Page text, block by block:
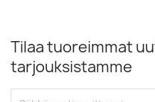
Tilaa tuoreimmat
tarjouksistamme